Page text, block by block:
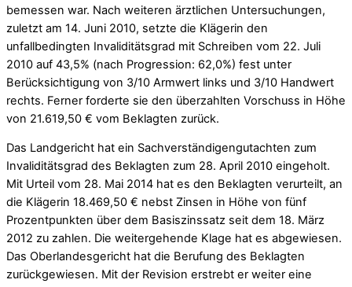
bemessen war. Nach weiteren ärztlichen Untersuchungen,
zuletzt am 14. Juni 2010, setzte die Klägerin den
unfallbedingten Invaliditätsgrad mit Schreiben vom 22. Juli
2010 auf 43,5% (nach Progression: 62,0%) fest unter
Berücksichtigung von 3/10 Armwert links und 3/10 Handwert
rechts. Ferner forderte sie den überzahlten Vorschuss in Höhe
von 21.619,50 € vom Beklagten zurück.
Das Landgericht hat ein Sachverständigengutachten zum
Invaliditätsgrad des Beklagten zum 28. April 2010 eingeholt.
Mit Urteil vom 28. Mai 2014 hat es den Beklagten verurteilt, an
die Klägerin 18.469,50 € nebst Zinsen in Höhe von fünf
Prozentpunkten über dem Basiszinssatz seit dem 18. März
2012 zu zahlen. Die weitergehende Klage hat es abgewiesen.
Das Oberlandesgericht hat die Berufung des Beklagten
zurückgewiesen. Mit der Revision erstrebt er weiter eine